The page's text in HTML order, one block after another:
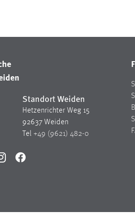
Standort Weiden
Hetzenrichter Weg 15
92637 Weiden
Tel +49 (9621) 482-0
InstagramFacebook
preference
Cookie speichert die gewählte
MIBEW_UserID,